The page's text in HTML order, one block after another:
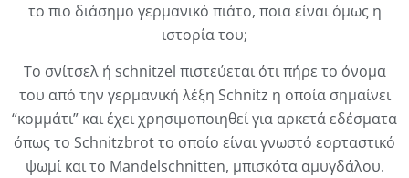
το πιο διάσημο γερμανικό πιάτο, ποια είναι όμως η
ιστορία του;
Το σνίτσελ ή schnitzel πιστεύεται ότι πήρε το όνομα
του από την γερμανική λέξη Schnitz η οποία σημαίνει
“κομμάτι” και έχει χρησιμοποιηθεί για αρκετά εδέσματα
όπως το Schnitzbrot το οποίο είναι γνωστό εορταστικό
ψωμί και το Mandelschnitten, μπισκότα αμυγδάλου.